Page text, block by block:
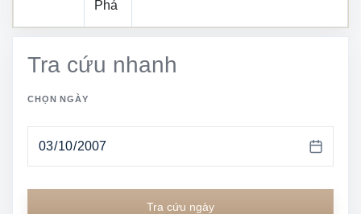
Phá
Tra cứu nhanh
CHỌN NGÀY
Tra cứu ngày